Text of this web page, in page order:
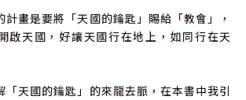
計畫是要將「天國的鑰匙」賜給「教會」，
啟天國，好讓天國行在地上，如同行在天
「天國的鑰匙」的來龍去脈，在本書中我引